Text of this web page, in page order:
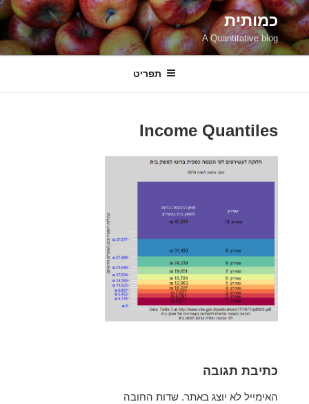
דילוג
לתוכן
כמותית
A Quantitative blog
תפריט
Income Quantiles
כתיבת תגובה
האימייל לא יוצג באתר. שדות החובה